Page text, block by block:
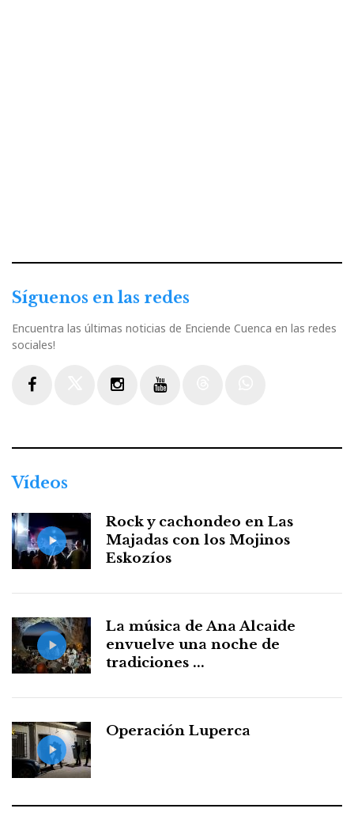
Síguenos en las redes
Encuentra las últimas noticias de Enciende Cuenca en las redes
sociales!
Vídeos
Rock y cachondeo en Las
Majadas con los Mojinos
Eskozíos
La música de Ana Alcaide
envuelve una noche de
tradiciones ...
Operación Luperca